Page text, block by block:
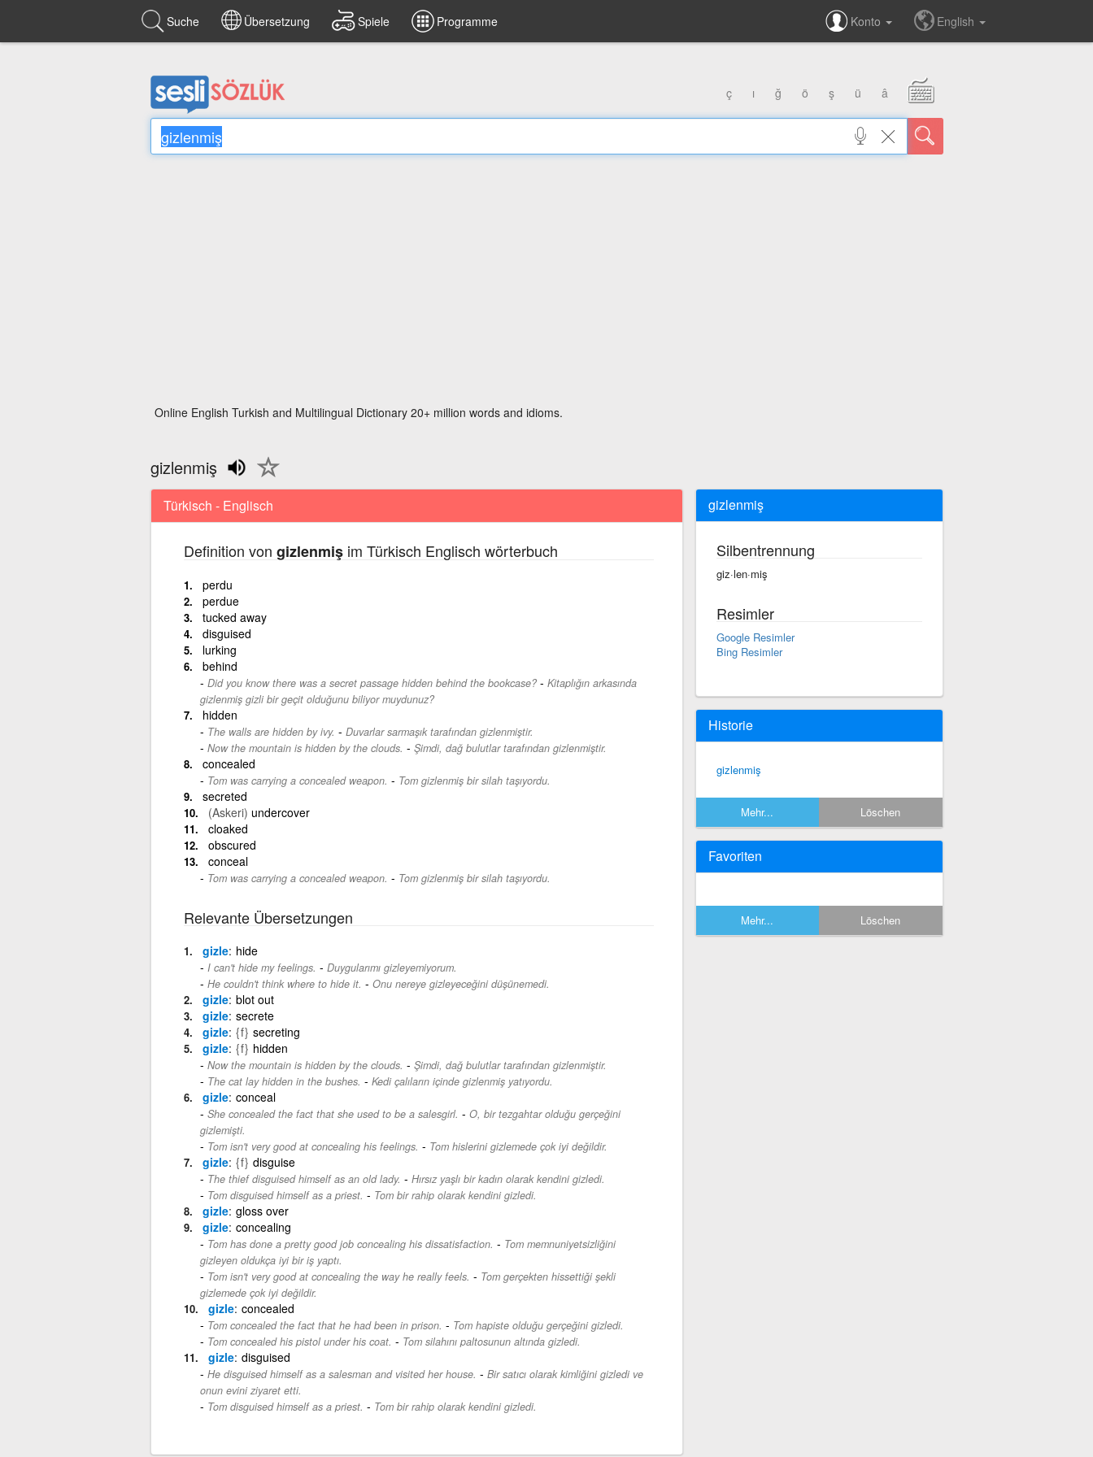
Suche Übersetzung Spiele Programme Konto English
ç ı ğ ö ş ü â
Online English Turkish and Multilingual Dictionary 20+ million words and idioms.
gizlenmiş
Türkisch - Englisch
Definition von gizlenmişim Türkisch Englisch wörterbuch
perdu
perdue
tucked away
disguised
lurking
behind
Did you know there was a secret passage hidden behind the bookcase?- Kitaplığın arkasında
gizlenmiş gizli bir geçit olduğunu biliyor muydunuz?
hidden
The walls are hidden by ivy. - Duvarlar sarmaşık tarafından gizlenmiştir.
Now the mountain is hidden by the clouds. - Şimdi, dağ bulutlar tarafından gizlenmiştir.
concealed
Tom was carrying a concealed weapon. - Tom gizlenmiş bir silah taşıyordu.
secreted
(Askeri) undercover
cloaked
obscured
conceal
Tom was carrying a concealed weapon. - Tom gizlenmiş bir silah taşıyordu.
Relevante Übersetzungen
gizle hide
I can't hide my feelings. - Duygularımı gizleyemiyorum.
He couldn't think where to hide it. - Onu nereye gizleyeceğini düşünemedi.
gizle blot out
gizle secrete
gizle {f} secreting
gizle {f} hidden
Now the mountain is hidden by the clouds. - Şimdi, dağ bulutlar tarafından gizlenmiştir.
The cat lay hidden in the bushes. - Kedi çalıların içinde gizlenmiş yatıyordu.
gizle conceal
She concealed the fact that she used to be a salesgirl. - O, bir tezgahtar olduğu gerçeğini
gizlemişti.
Tom isn't very good at concealing his feelings. - Tom hislerini gizlemede çok iyi değildir.
gizle {f} disguise
The thief disguised himself as an old lady. - Hırsız yaşlı bir kadın olarak kendini gizledi.
Tom disguised himself as a priest. - Tom bir rahip olarak kendini gizledi.
gizle gloss over
gizle concealing
Tom has done a pretty good job concealing his dissatisfaction. - Tom memnuniyetsizliğini
gizleyen oldukça iyi bir iş yaptı.
Tom isn't very good at concealing the way he really feels. - Tom gerçekten hissettiği şekli
gizlemede çok iyi değildir.
gizle concealed
Tom concealed the fact that he had been in prison. - Tom hapiste olduğu gerçeğini gizledi.
Tom concealed his pistol under his coat. - Tom silahını paltosunun altında gizledi.
gizle disguised
He disguised himself as a salesman and visited her house. - Bir satıcı olarak kimliğini gizledi ve
onun evini ziyaret etti.
Tom disguised himself as a priest. - Tom bir rahip olarak kendini gizledi.
gizlenmiş
Silbentrennung
giz·len·miş
Resimler
Google Resimler
Bing Resimler
Historie
gizlenmiş
Mehr... Löschen
Favoriten
Mehr... Löschen